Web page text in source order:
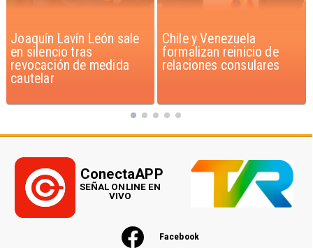
Chile y Venezuela
formalizan reinicio de
relaciones consulares
Feriantes rechazan
dichos de Camila Flores
sobre Fabiola Campillai
Facebook
ConectaAPP
SEÑAL ONLINE EN
VIVO